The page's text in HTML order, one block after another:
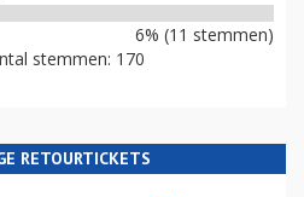
6% (11 stemmen)
stemmen: 170
RETOURTICKETS